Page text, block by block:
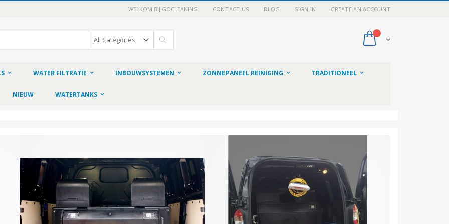
WELKOM BIJ GOCLEANING CONTACT US BLOG SIGN IN CREATE AN ACCOUNT
My Cart
WATER FILTRATIE INBOUWSYSTEMEN ZONNEPANEEL REINIGING TRADITIONEEL
NIEUW WATERTANKS